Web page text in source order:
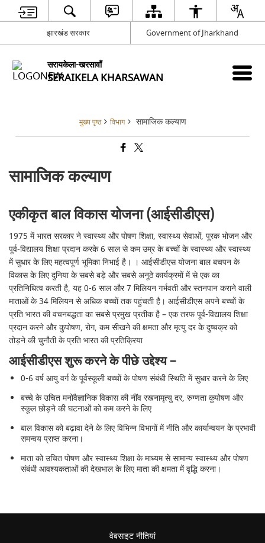
झारखंड सरकार Government of Jharkhand
सरायकेला-खरसावाँ
SERAIKELA KHARSAWAN
मुख्य पृष्ठ विभाग सामाजिक कल्याण
सामाजिक कल्याण
एकीकृत बाल विकास योजना (आईसीडीएस)
1975 में भारत सरकार ने स्वास्थ्य और पोषण शिक्षा, स्वास्थ्य सेवाओं, पूरक भोजन और
पूर्व-विद्यालय शिक्षा प्रदान करके 6 साल से कम उम्र के बच्चों के स्वास्थ्य और स्वास्थ्य
में सुधार के लिए महत्वपूर्ण भूमिका निभाई है। । आईसीडीएस योजना बाल बचपन के
विकास के लिए दुनिया के सबसे बड़े और सबसे अनूठे कार्यक्रमों में से एक का
प्रतिनिधित्व करती है, यह 0-6 साल और 7 मिलियन गर्भवती और स्तनपान कराने वाली
माताओं के 34 मिलियन से अधिक बच्चों तक पहुंचती है। आईसीडीएस अपने बच्चों के
प्रति भारत की वचनबद्धता का सबसे प्रमुख प्रतीक है – एक तरफ पूर्व-विद्यालय शिक्षा
प्रदान करने और कुपोषण, रोग, कम सीखने की क्षमता और मृत्यु दर के दुष्चक्र को
तोड़ने की चुनौती के प्रति भारत की प्रतिक्रिया
आईसीडीएस शुरू करने के पीछे उद्देश्य –
0-6 वर्ष आयु वर्ग के पूर्वस्कूली बच्चों के पोषण संबंधी स्थिति में सुधार करने के लिए
बच्चे के उचित मनोवैज्ञानिक विकास की नींव रखनामृत्यु दर, रुग्णता कुपोषण और
स्कूल छोड़ने की घटनाओं को कम करने के लिए
बाल विकास को बढ़ावा देने के लिए विभिन्न विभागों में नीति और कार्यान्वयन के प्रभावी
समन्वय प्राप्त करना।
माता को उचित पोषण और स्वास्थ्य शिक्षा के माध्यम से सामान्य स्वास्थ्य और पोषण
संबंधी आवश्यकताओं की देखभाल के लिए माता की क्षमता में वृद्धि करना।
वेबसाइट नीतियां